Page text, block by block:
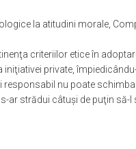
la atitudini morale,
criteriilor etice în
private,
nu poate
ar strădui câtuşi de puţin să-l